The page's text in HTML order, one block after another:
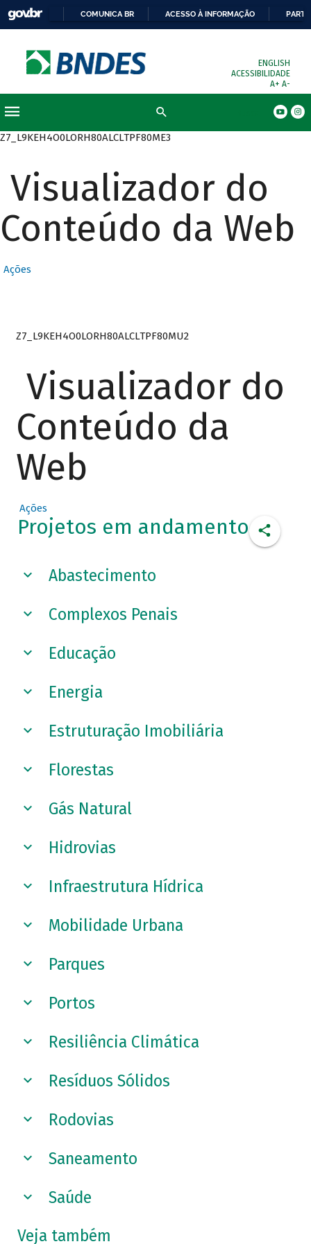
COMUNICA BR ACESSO À INFORMAÇÃO
ENGLISH
ACESSIBILIDADE
A+ A-
Z7_L9KEH4O0LORH80ALCLTPF80ME3
Visualizador do
Conteúdo da Web
Ações
Z7_L9KEH4O0LORH80ALCLTPF80MU2
Visualizador do
Conteúdo da
Web
Ações
Projetos em andamento
Abastecimento
Complexos Penais
Educação
Energia
Estruturação Imobiliária
Florestas
Gás Natural
Hidrovias
Infraestrutura Hídrica
Mobilidade Urbana
Parques
Portos
Resiliência Climática
Resíduos Sólidos
Rodovias
Saneamento
Saúde
Veja também